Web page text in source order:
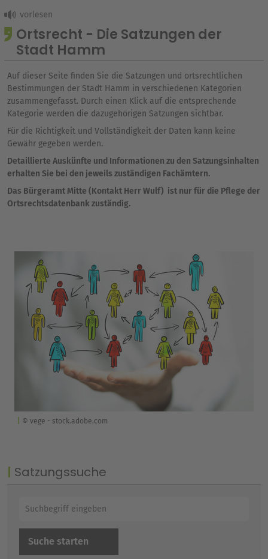
Ortsrecht - Die Satzungen der
Stadt Hamm
Auf dieser Seite finden Sie die Satzungen und ortsrechtlichen
Bestimmungen der Stadt Hamm in verschiedenen Kategorien
zusammengefasst. Durch einen Klick auf die entsprechende
Kategorie werden die dazugehörigen Satzungen sichtbar.
Für die Richtigkeit und Vollständigkeit der Daten kann keine
Gewähr gegeben werden.
Detaillierte Auskünfte und Informationen zu den Satzungsinhalten
erhalten Sie bei den jeweils zuständigen Fachämtern.
Das Bürgeramt Mitte (Kontakt Herr Wulf) ist nur für die Pflege der
Ortsrechtsdatenbank zuständig.
© vege - stock.adobe.com
Satzungssuche